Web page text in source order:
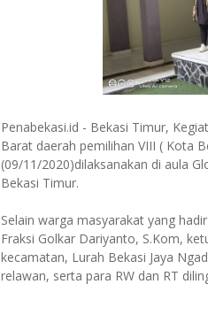
Penabekasi.id - Bekasi Timur,
Barat daerah pemilihan VIII ( Kota
(09/11/2020)dilaksanakan di aula
Bekasi Timur.
Selain warga masyarakat yang
Fraksi Golkar Dariyanto, S.Kom,
kecamatan, Lurah Bekasi Jaya
relawan, serta para RW dan RT